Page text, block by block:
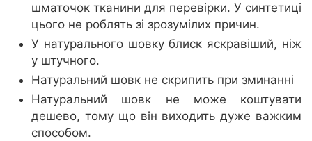
шматочок тканини для перевірки. У синтетиці
цього не роблять зі зрозумілих причин.
У натурального шовку блиск яскравіший, ніж
у штучного.
Натуральний шовк не скрипить при зминанні
Натуральний шовк не може коштувати
дешево, тому що він виходить дуже важким
способом.